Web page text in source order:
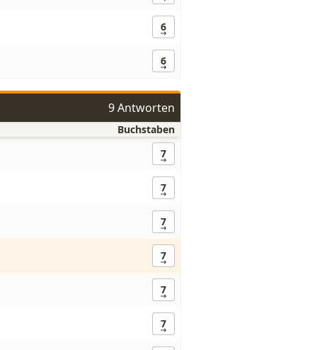
6
6
9 Antworten
Buchstaben
7
7
7
7
7
7